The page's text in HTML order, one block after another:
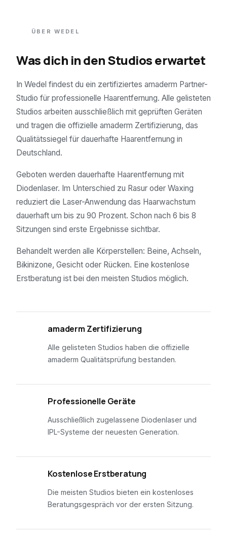
ÜBER WEDEL
Was dich in den Studios erwartet
In Wedel findest du ein zertifiziertes amaderm Partner-
Studio für professionelle Haarentfernung. Alle gelisteten
Studios arbeiten ausschließlich mit geprüften Geräten
und tragen die offizielle amaderm Zertifizierung, das
Qualitätssiegel für dauerhafte Haarentfernung in
Deutschland.
Geboten werden dauerhafte Haarentfernung mit
Diodenlaser. Im Unterschied zu Rasur oder Waxing
reduziert die Laser-Anwendung das Haarwachstum
dauerhaft um bis zu 90 Prozent. Schon nach 6 bis 8
Sitzungen sind erste Ergebnisse sichtbar.
Behandelt werden alle Körperstellen: Beine, Achseln,
Bikinizone, Gesicht oder Rücken. Eine kostenlose
Erstberatung ist bei den meisten Studios möglich.
amaderm Zertifizierung
Alle gelisteten Studios haben die offizielle
amaderm Qualitätsprüfung bestanden.
Professionelle Geräte
Ausschließlich zugelassene Diodenlaser und
IPL-Systeme der neuesten Generation.
Kostenlose Erstberatung
Die meisten Studios bieten ein kostenloses
Beratungsgespräch vor der ersten Sitzung.